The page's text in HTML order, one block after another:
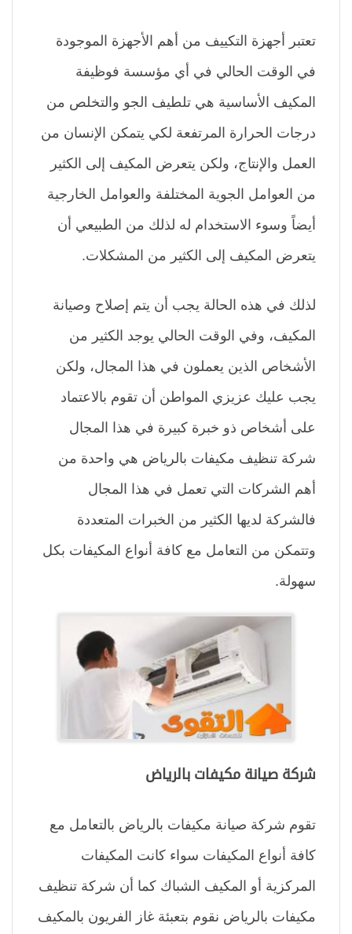
تعتبر أجهزة التكييف من أهم الأجهزة الموجودة
في الوقت الحالي في أي مؤسسة فوظيفة
المكيف الأساسية هي تلطيف الجو والتخلص من
درجات الحرارة المرتفعة لكي يتمكن الإنسان من
العمل والإنتاج، ولكن يتعرض المكيف إلى الكثير
من العوامل الجوية المختلفة والعوامل الخارجية
أيضاً وسوء الاستخدام له لذلك من الطبيعي أن
يتعرض المكيف إلى الكثير من المشكلات.
لذلك في هذه الحالة يجب أن يتم إصلاح وصيانة
المكيف، وفي الوقت الحالي يوجد الكثير من
الأشخاص الذين يعملون في هذا المجال، ولكن
يجب عليك عزيزي المواطن أن تقوم بالاعتماد
على أشخاص ذو خبرة كبيرة في هذا المجال
شركة تنظيف مكيفات بالرياض هي واحدة من
أهم الشركات التي تعمل في هذا المجال
فالشركة لديها الكثير من الخبرات المتعددة
وتتمكن من التعامل مع كافة أنواع المكيفات بكل
سهولة.
شركة صيانة مكيفات بالرياض
تقوم شركة صيانة مكيفات بالرياض بالتعامل مع
كافة أنواع المكيفات سواء كانت المكيفات
المركزية أو المكيف الشباك كما أن شركة تنظيف
مكيفات بالرياض نقوم بتعبئة غاز الفريون بالمكيف